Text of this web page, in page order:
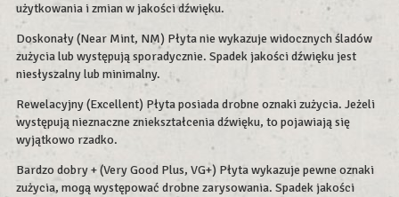
użytkowania i zmian w jakości dźwięku.
Doskonały (Near Mint, NM) Płyta nie wykazuje widocznych śladów
zużycia lub występują sporadycznie. Spadek jakości dźwięku jest
niesłyszalny lub minimalny.
Rewelacyjny (Excellent) Płyta posiada drobne oznaki zużycia. Jeżeli
występują nieznaczne zniekształcenia dźwięku, to pojawiają się
wyjątkowo rzadko.
Bardzo dobry + (Very Good Plus, VG+) Płyta wykazuje pewne oznaki
zużycia, mogą występować drobne zarysowania. Spadek jakości